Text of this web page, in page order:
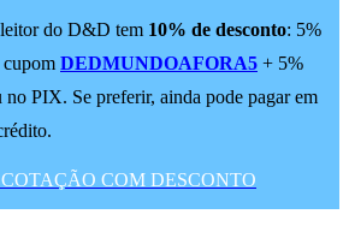
do D&D tem 10% de desconto: 5%
cupom DEDMUNDOAFORA5 + 5%
PIX. Se preferir, ainda pode pagar em
COM DESCONTO